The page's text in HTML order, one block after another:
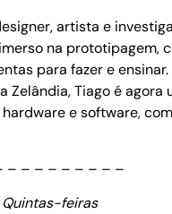
artista e
na prototipagem,
para fazer e
Zelândia, Tiago é agora
e software,
– – – – – – – – –
feiras